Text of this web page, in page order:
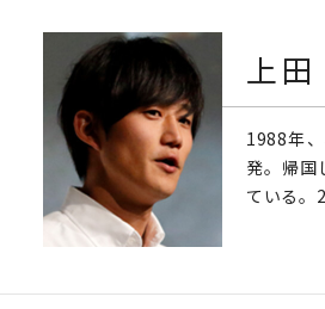
上
1988年
発。帰国
ている。